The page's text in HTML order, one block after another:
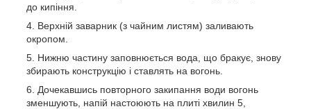
до кипіння.
Верхній заварник (з чайним листям) заливають
окропом.
Нижню частину заповнюється вода, що бракує, знову
збирають конструкцію і ставлять на вогонь.
Дочекавшись повторного закипання води вогонь
зменшують, напій настоюють на плиті хвилин 5,